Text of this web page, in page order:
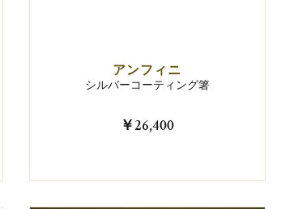
アンフィニ
シルバーコーティング箸
￥26,400